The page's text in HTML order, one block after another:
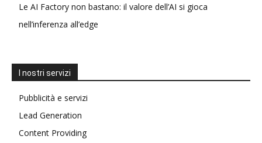
Le AI Factory non bastano: il valore dell’AI si gioca
nell’inferenza all’edge
I nostri servizi
Pubblicità e servizi
Lead Generation
Content Providing